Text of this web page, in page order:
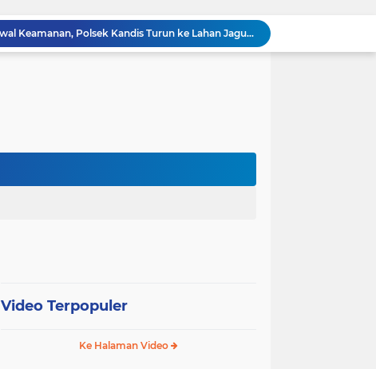
“Tak Sekadar Mengawal Keamanan, Polsek Kandis Turun ke Lahan Jagung Kawal Ketahanan Pangan
Babinsa Sertu Suriyadi Mengecek dan Mendata Anak Warga Yang Stunting di Wilayah Binaannya
Babinsa Koramil 05/ Pwk Kandis, Patroli Pengamanan Line Pipa PHR dan Komsos Tentang SKK Migas
Video Terpopuler
Ke Halaman Video